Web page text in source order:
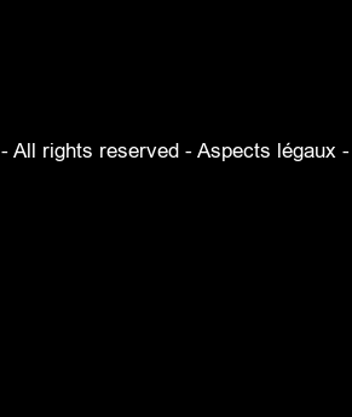
- All rights reserved -Aspects légaux -